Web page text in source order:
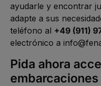
ayudarle y encontrar
adapte a sus
teléfono al +49 (911)
electrónico a
Pida ahora